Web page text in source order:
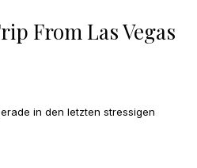
From Las Vegas
in den letzten stressigen